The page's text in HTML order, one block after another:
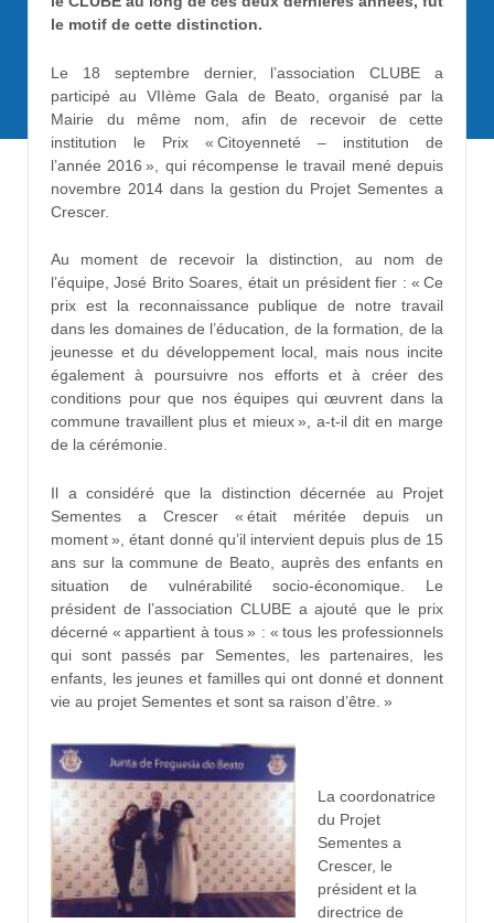
le motif de cette distinction.
Le 18 septembre dernier, l’association CLUBE a
participé au VIIème Gala de Beato, organisé par la
Mairie du même nom, afin de recevoir de cette
institution le Prix « Citoyenneté – institution de
l’année 2016 », qui récompense le travail mené depuis
novembre 2014 dans la gestion du Projet Sementes a
Crescer.
Au moment de recevoir la distinction, au nom de
l’équipe, José Brito Soares, était un président fier : « Ce
prix est la reconnaissance publique de notre travail
dans les domaines de l’éducation, de la formation, de la
jeunesse et du développement local, mais nous incite
également à poursuivre nos efforts et à créer des
conditions pour que nos équipes qui œuvrent dans la
commune travaillent plus et mieux », a-t-il dit en marge
de la cérémonie.
Il a considéré que la distinction décernée au Projet
Sementes a Crescer « était méritée depuis un
moment », étant donné qu’il intervient depuis plus de 15
ans sur la commune de Beato, auprès des enfants en
situation de vulnérabilité socio-économique. Le
président de l’association CLUBE a ajouté que le prix
décerné « appartient à tous » : « tous les professionnels
qui sont passés par Sementes, les partenaires, les
enfants, les jeunes et familles qui ont donné et donnent
vie au projet Sementes et sont sa raison d’être. »
La coordonatrice
du Projet
Sementes a
Crescer, le
président et la
directrice de